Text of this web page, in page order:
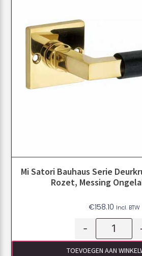
Mi Satori Bauhaus Serie
Rozet, Messing
€158.10 Incl. BTW
-
TOEVOEGEN AAN